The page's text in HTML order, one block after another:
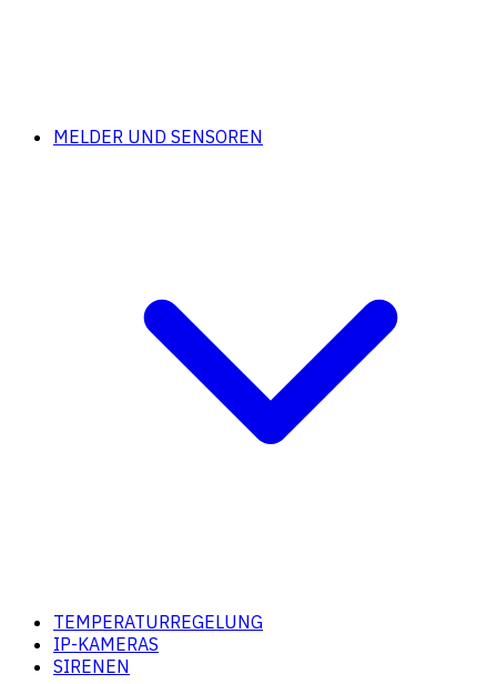
MELDER UND SENSOREN
TEMPERATURREGELUNG
IP-KAMERAS
SIRENEN